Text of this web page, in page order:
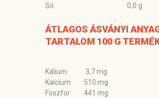
Só
0,0 g
ÁTLAGOS ÁSVÁNYI
TARTALOM 100 G
Kálium
3,7 mg
Kalcium
510 mg
Foszfor
441 mg